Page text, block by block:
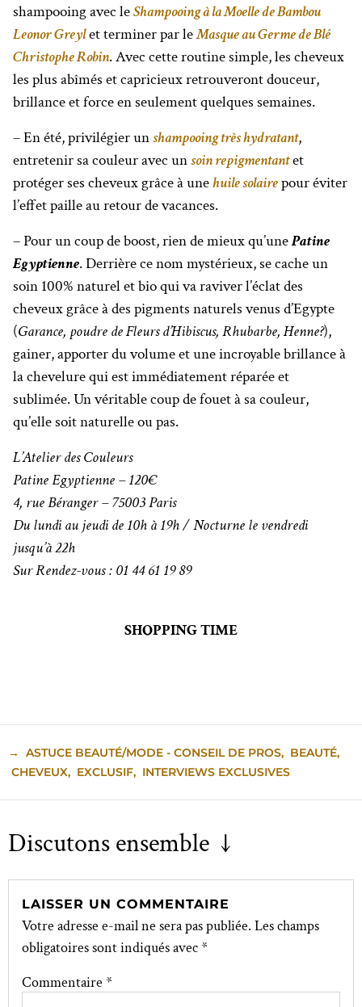
shampooing avec leShampooing à la Moelle de Bambou
Leonor Greylet terminer par leMasque au Germe de Blé
Christophe Robin. Avec cette routine simple, les cheveux
les plus abîmés et capricieux retrouveront douceur,
brillance et force en seulement quelques semaines.
– En été, privilégier unshampooing très hydratant,
entretenir sa couleur avec unsoin repigmentantet
protéger ses cheveux grâce à unehuile solairepour éviter
l’effet paille au retour de vacances.
– Pour un coup de boost, rien de mieux qu’unePatine
Egyptienne. Derrière ce nom mystérieux, se cache un
soin 100% naturel et bio qui va raviver l’éclat des
cheveux grâce à des pigments naturels venus d’Egypte
(Garance, poudre de Fleurs d’Hibiscus, Rhubarbe, Henne?),
gainer, apporter du volume et une incroyable brillance à
la chevelure qui est immédiatement réparée et
sublimée. Un véritable coup de fouet à sa couleur,
qu’elle soit naturelle ou pas.
L’Atelier des Couleurs
Patine Egyptienne – 120€
4, rue Béranger – 75003 Paris
Du lundi au jeudi de 10h à 19h / Nocturne le vendredi
jusqu’à 22h
Sur Rendez-vous : 01 44 61 19 89
SHOPPING TIME
→ ASTUCE BEAUTÉ/MODE - CONSEIL DE PROS, BEAUTÉ,
CHEVEUX, EXCLUSIF, INTERVIEWS EXCLUSIVES
Discutons ensemble ↓
LAISSER UN COMMENTAIRE
Votre adresse e-mail ne sera pas publiée. Les champs
obligatoires sont indiqués avec*
Commentaire *